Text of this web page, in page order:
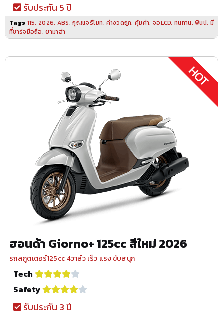
รับประกัน 5 ปี
Tags 115, 2026, ABS,กุญแจรีโมท,ค่างวดถูก,คุ้มค่า, จอLCD,ทนทาน,ฟินน์, มี
ที่ชาร์จมือถือ,ยามาฮ่า
ฮอนด้า Giorno+ 125cc สีใหม่ 2026
รถสกูตเตอร์125cc 4วาล์ว เร็ว แรง ขับสนุก
Tech
Safety
รับประกัน 3 ปี